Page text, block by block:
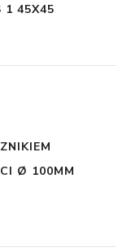
1 45X45
Ø 100MM